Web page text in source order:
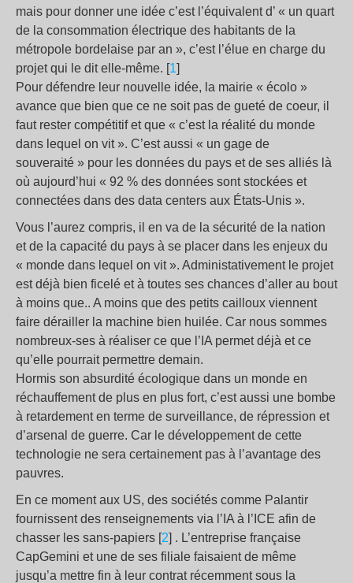
mais pour donner une idée c’est l’équivalent d’ « un quart
de la consommation électrique des habitants de la
métropole bordelaise par an », c’est l’élue en charge du
projet qui le dit elle-même. [1]
Pour défendre leur nouvelle idée, la mairie « écolo »
avance que bien que ce ne soit pas de gueté de coeur, il
faut rester compétitif et que « c’est la réalité du monde
dans lequel on vit ». C’est aussi « un gage de
souveraité » pour les données du pays et de ses alliés là
où aujourd’hui « 92 % des données sont stockées et
connectées dans des data centers aux États-Unis ».
Vous l’aurez compris, il en va de la sécurité de la nation
et de la capacité du pays à se placer dans les enjeux du
« monde dans lequel on vit ». Administativement le projet
est déjà bien ficelé et à toutes ses chances d’aller au bout
à moins que.. A moins que des petits cailloux viennent
faire dérailler la machine bien huilée. Car nous sommes
nombreux-ses à réaliser ce que l’IA permet déjà et ce
qu’elle pourrait permettre demain.
Hormis son absurdité écologique dans un monde en
réchauffement de plus en plus fort, c’est aussi une bombe
à retardement en terme de surveillance, de répression et
d’arsenal de guerre. Car le développement de cette
technologie ne sera certainement pas à l’avantage des
pauvres.
En ce moment aux US, des sociétés comme Palantir
fournissent des renseignements via l’IA à l’ICE afin de
chasser les sans-papiers [2] . L’entreprise française
CapGemini et une de ses filiale faisaient de même
jusqu’a mettre fin à leur contrat récemment sous la